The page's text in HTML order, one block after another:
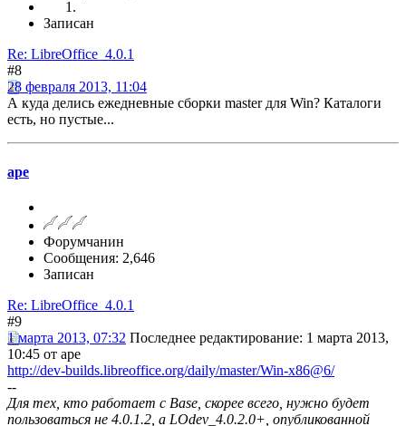
Записан
Re: LibreOffice_4.0.1
#8
28 февраля 2013, 11:04
А куда делись ежедневные сборки master для Win? Каталоги
есть, но пустые...
ape
Форумчанин
Сообщения: 2,646
Записан
Re: LibreOffice_4.0.1
#9
1 марта 2013, 07:32 Последнее редактирование: 1 марта 2013,
10:45 от ape
http://dev-builds.libreoffice.org/daily/master/Win-x86@6/
--
Для тех, кто работает с Base, скорее всего, нужно будет
пользоваться не 4.0.1.2, а LOdev_4.0.2.0+, опубликованной